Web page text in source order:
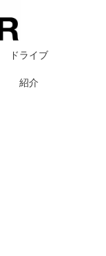
ドライブ
紹介